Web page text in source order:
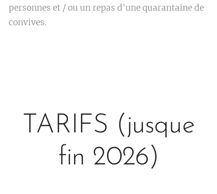
personnes et / ou un repas d'une quarantaine de
convives.
TARIFS (jusque
fin 2026)